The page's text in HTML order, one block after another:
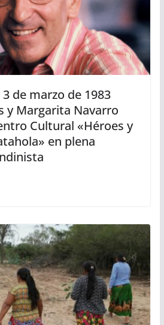
de marzo de 1983
y Margarita Navarro
Cultural «Héroes y
en plena